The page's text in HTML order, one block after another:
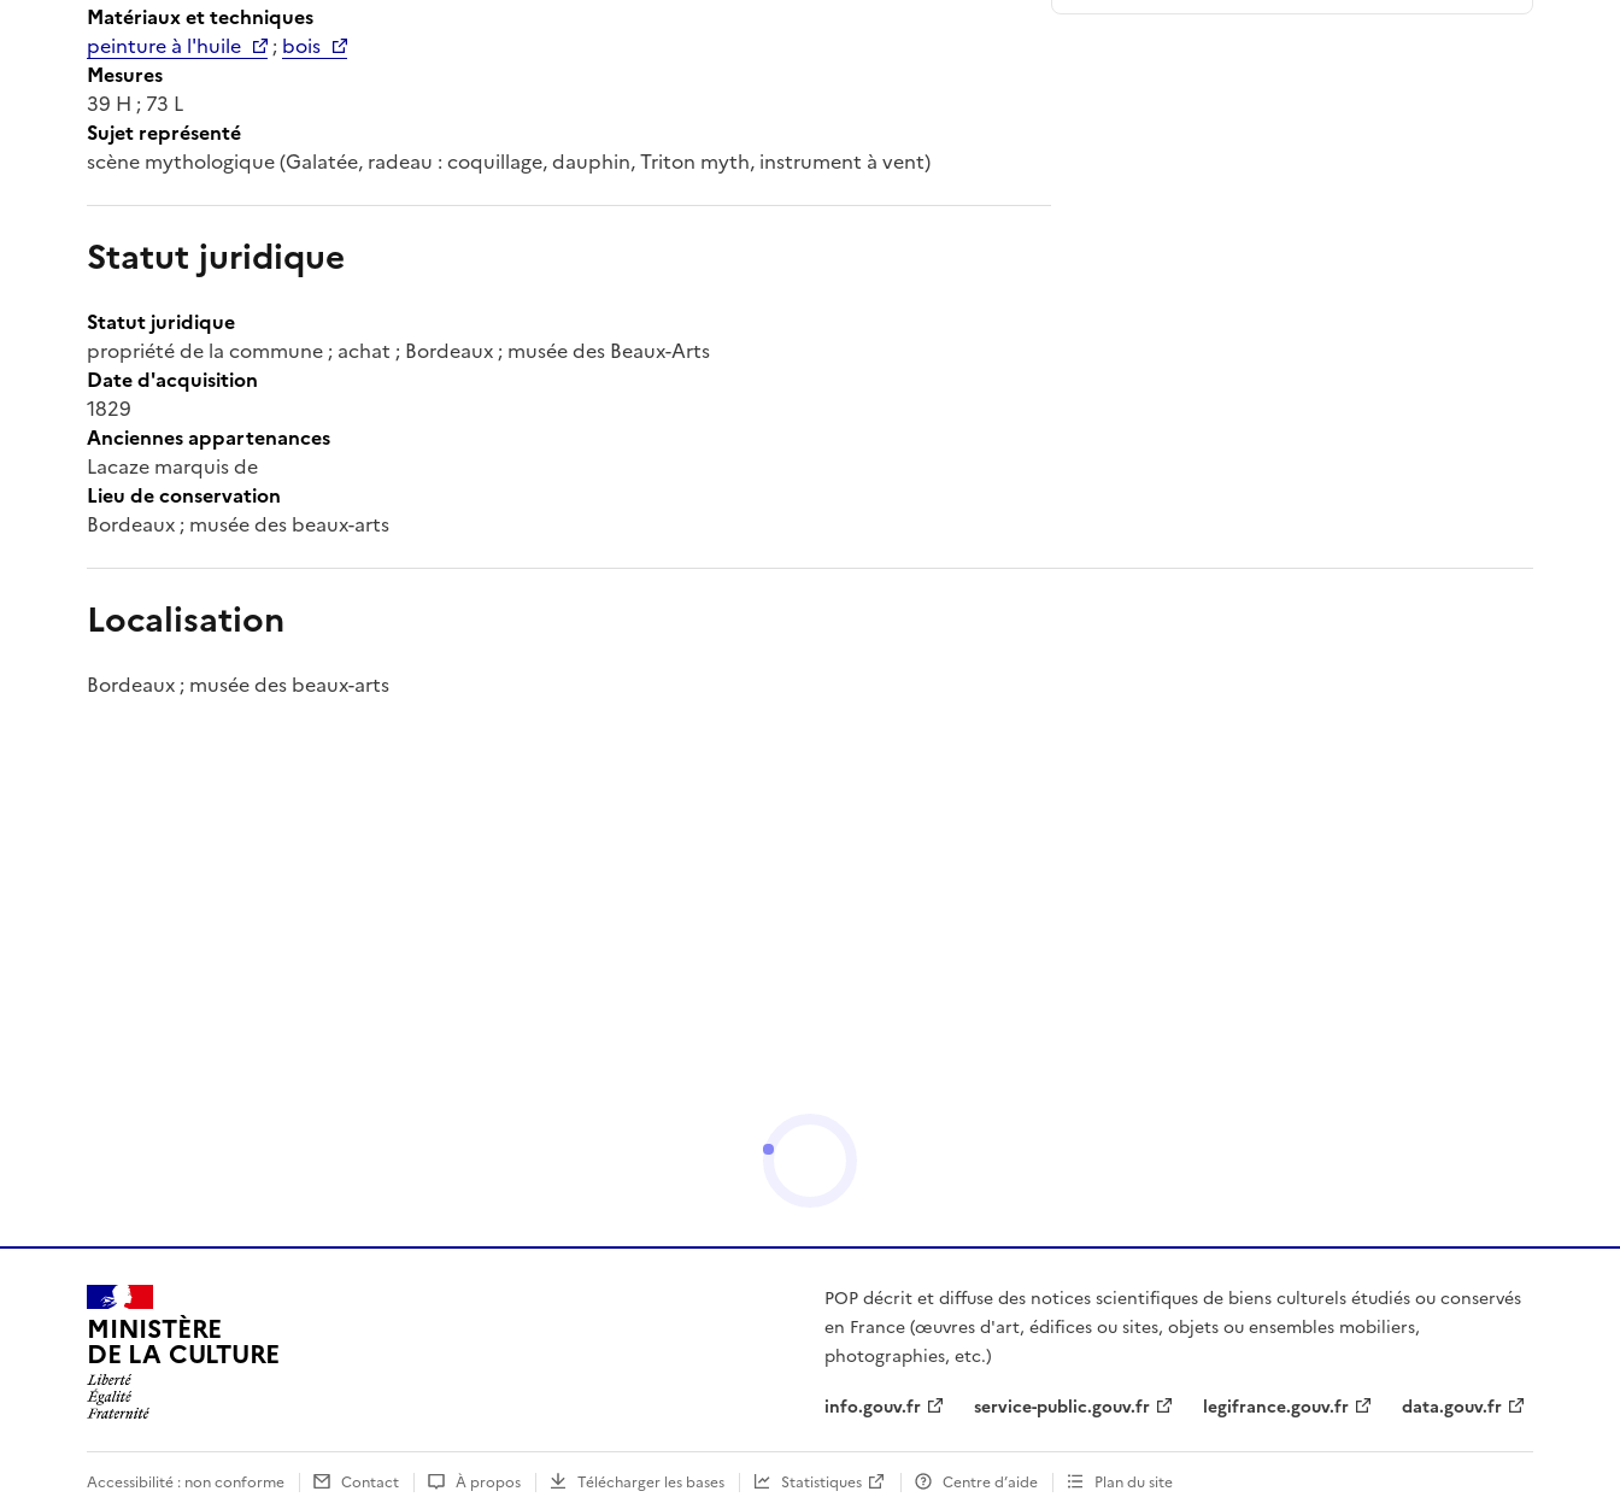
Matériaux et techniques
peinture à l'huile
; bois
Mesures
39 H ; 73 L
Sujet représenté
scène mythologique (Galatée, radeau : coquillage, dauphin, Triton myth, instrument à vent)
Statut juridique
Statut juridique
propriété de la commune ; achat ; Bordeaux ; musée des Beaux-Arts
Date d'acquisition
1829
Anciennes appartenances
Lacaze marquis de
Lieu de conservation
Bordeaux ; musée des beaux-arts
Localisation
Bordeaux ; musée des beaux-arts
MINISTÈRE
DE LA CULTURE
POP décrit et diffuse des notices scientifiques de biens culturels étudiés ou conservés
en France (œuvres d'art, édifices ou sites, objets ou ensembles mobiliers,
photographies, etc.)
info.gouv.fr
service-public.gouv.fr legifrance.gouv.fr data.gouv.fr
Accessibilité : non conforme Contact À propos Télécharger les bases Statistiques Centre d’aide Plan du site